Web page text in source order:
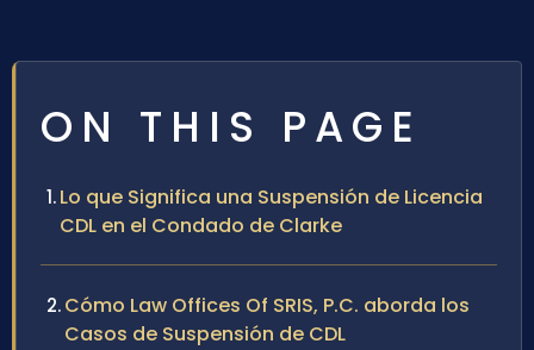
ON THIS PAGE
Lo que Significa una Suspensión de Licencia
CDL en el Condado de Clarke
Cómo Law Offices Of SRIS, P.C. aborda los
Casos de Suspensión de CDL